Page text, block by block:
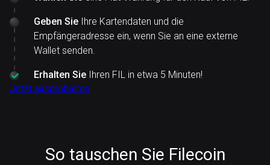
Geben Sie Ihre Kartendaten und die
Empfängeradresse ein, wenn Sie an eine externe
Wallet senden.
Erhalten Sie Ihren FIL in etwa 5 Minuten!
Jetzt ausprobieren
So tauschen Sie Filecoin